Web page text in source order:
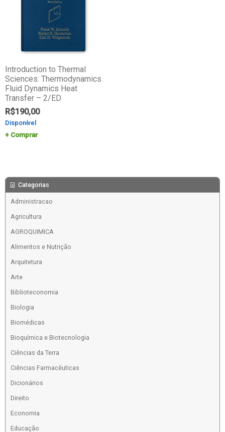
Introduction to Thermal
Sciences: Thermodynamics
Fluid Dynamics Heat
Transfer – 2/ED
R$190,00
Disponível
Comprar
Categorias
Administracao
Agricultura
AGROQUIMICA
Alimentos e Nutrição
Arquitetura
Arte
Biblioteconomia
Biologia
Biomédicas
Bioquímica e Biotecnologia
Ciências da Terra
Ciências Farmacêuticas
Dicionários
Direito
Economia
Educação